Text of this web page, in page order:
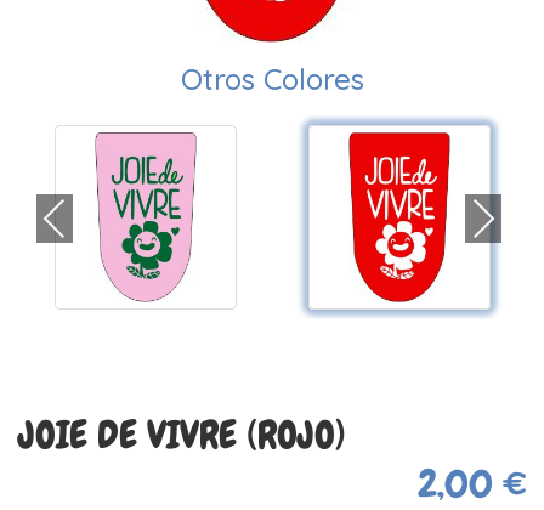
Otros Colores
JOIE DE VIVRE (ROJO)
2,00 €